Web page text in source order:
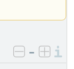
negativ
–